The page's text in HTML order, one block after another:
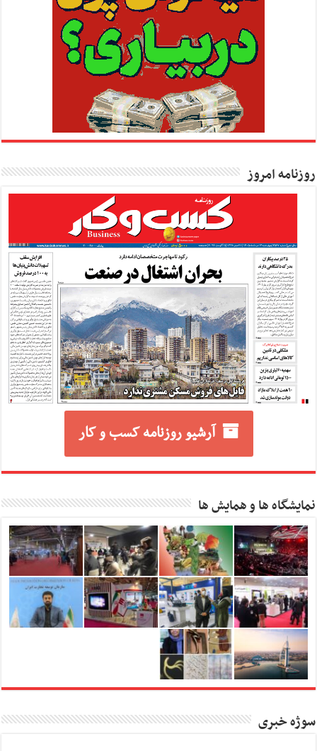
روزنامه امروز
آرشیو روزنامه کسب و کار
نمایشگاه ها و همایش ها
سوژه خبری